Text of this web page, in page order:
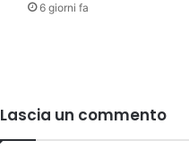
6 giorni fa
Lascia un commento